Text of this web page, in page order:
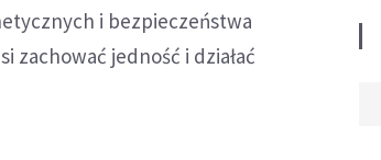
i bezpieczeństwa
zachować jedność i działać